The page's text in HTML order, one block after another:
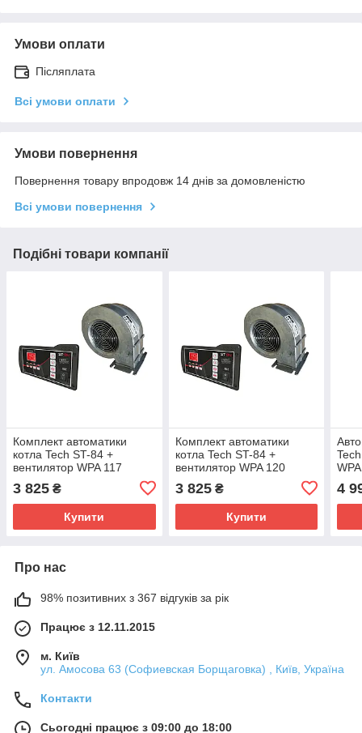
Умови оплати
Післяплата
Всі умови оплати
Умови повернення
Повернення товару впродовж 14 днів за домовленістю
Всі умови повернення
Подібні товари компанії
Комплект автоматики
котла Tech ST-84 +
вентилятор WPA 117
3 825 ₴
Купити
Комплект автоматики
котла Tech ST-84 +
вентилятор WPA 120
3 825₴
Купити
4
Про нас
98% позитивних з 367 відгуків за рік
Працює з 12.11.2015
м. Київ
ул. Амосова 63 (Софиевская Борщаговка) , Київ, Україна
Контакти
Сьогодні працює з 09:00 до 18:00